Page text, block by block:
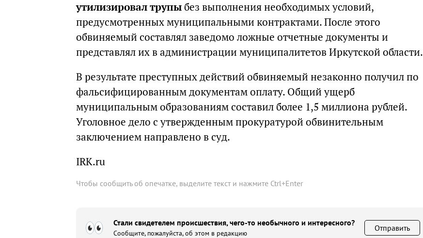
утилизировал трупыбез выполнения необходимых условий,
предусмотренных муниципальными контрактами. После этого
обвиняемый составлял заведомо ложные отчетные документы и
представлял их в администрации муниципалитетов Иркутской области.
В результате преступных действий обвиняемый незаконно получил по
фальсифицированным документам оплату. Общий ущерб
муниципальным образованиям составил более 1,5 миллиона рублей.
Уголовное дело с утвержденным прокуратурой обвинительным
заключением направлено в суд.
IRK.ru
Чтобы сообщить об опечатке, выделите текст и нажмите Ctrl+Enter
Стали свидетелем происшествия, чего-то необычного и интересного?
Сообщите, пожалуйста, об этом в редакцию
Отправить